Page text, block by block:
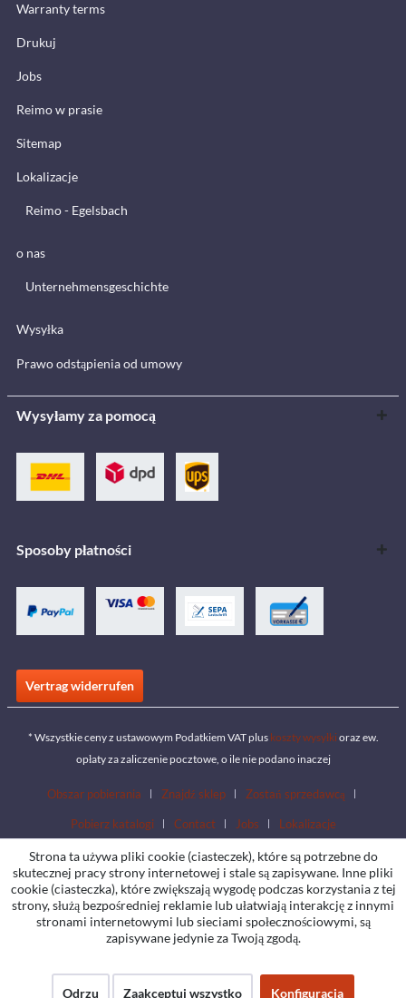
Warranty terms
Drukuj
Jobs
Reimo w prasie
Sitemap
Lokalizacje
Reimo - Egelsbach
o nas
Unternehmensgeschichte
Wysyłka
Prawo odstąpienia od umowy
Wysyłamy za pomocą
Sposoby płatności
Vertrag widerrufen
* Wszystkie ceny z ustawowym Podatkiem VAT plus koszty wysyłki oraz ew.
opłaty za zaliczenie pocztowe, o ile nie podano inaczej
Obszar pobierania Znajdź sklep Zostań sprzedawcą
Pobierz katalogi Contact Jobs Lokalizacje
Strona ta używa pliki cookie (ciasteczek), które są potrzebne do
skutecznej pracy strony internetowej i stale są zapisywane. Inne pliki
cookie (ciasteczka), które zwiększają wygodę podczas korzystania z tej
strony, służą bezpośredniej reklamie lub ułatwiają interakcję z innymi
stronami internetowymi lub sieciami społecznościowymi, są
zapisywane jedynie za Twoją zgodą.
Odrzu Zaakceptuj wszystko Konfiguracja